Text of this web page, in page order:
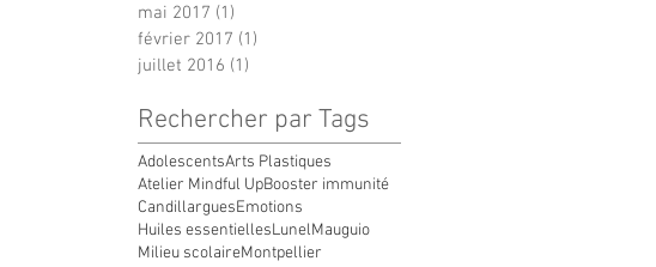
mai 2017 (1)
février 2017 (1)
juillet 2016 (1)
Rechercher par Tags
AdolescentsArts Plastiques
Atelier Mindful UpBooster immunité
CandillarguesEmotions
Huiles essentiellesLunelMauguio
Milieu scolaireMontpellier